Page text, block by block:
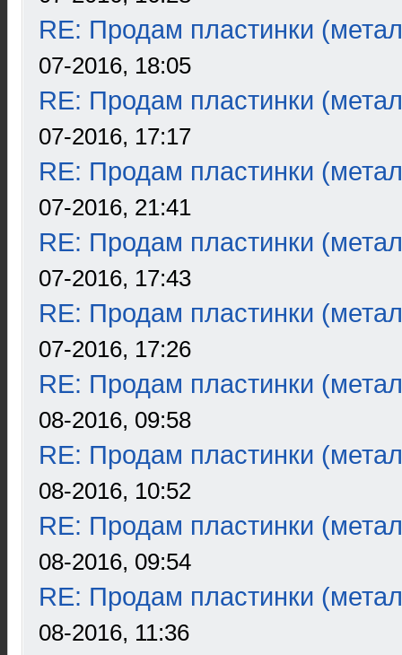
RE: Продам пластинки
07-2016, 18:05
RE: Продам пластинки
07-2016, 17:17
RE: Продам пластинки
07-2016, 21:41
RE: Продам пластинки
07-2016, 17:43
RE: Продам пластинки
07-2016, 17:26
RE: Продам пластинки
08-2016, 09:58
RE: Продам пластинки
08-2016, 10:52
RE: Продам пластинки
08-2016, 09:54
RE: Продам пластинки
08-2016, 11:36